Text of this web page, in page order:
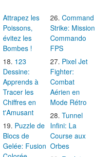
Attrapez les
Poissons,
évitez les
Bombes !
123
Dessine:
Apprends à
Tracer les
Chiffres en
t'Amusant
Puzzle de
Blocs de
Gelée: Fusion
Command
Strike: Mission
Commando
FPS
Pixel Jet
Fighter:
Combat
Aérien en
Mode Rétro
Tunnel
Infini: La
Course aux
Orbes